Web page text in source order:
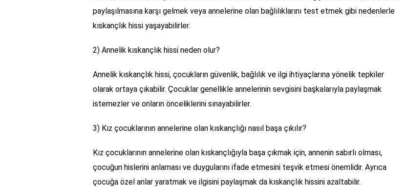
paylaşılmasına karşı gelmek veya annelerine olan bağlılıklarını test etmek gibi nedenlerle
kıskançlık hissi yaşayabilirler.
2) Annelik kıskançlık hissi neden olur?
Annelik kıskançlık hissi, çocukların güvenlik, bağlılık ve ilgi ihtiyaçlarına yönelik tepkiler
olarak ortaya çıkabilir. Çocuklar genellikle annelerinin sevgisini başkalarıyla paylaşmak
istemezler ve onların önceliklerini sınayabilirler.
3) Kız çocuklarının annelerine olan kıskançlığı nasıl başa çıkılır?
Kız çocuklarının annelerine olan kıskançlığıyla başa çıkmak için, annenin sabırlı olması,
çocuğun hislerini anlaması ve duygularını ifade etmesini teşvik etmesi önemlidir. Ayrıca
çocuğa özel anlar yaratmak ve ilgisini paylaşmak da kıskançlık hissini azaltabilir.